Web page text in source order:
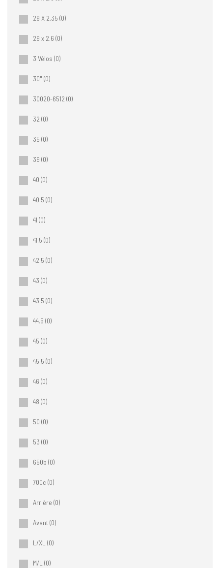
29 X 2.35 (0)
29 x 2.6 (0)
3 Vélos (0)
30" (0)
30020-6512 (0)
32 (0)
35 (0)
39 (0)
40 (0)
40.5 (0)
41 (0)
41.5 (0)
42.5 (0)
43 (0)
43.5 (0)
44.5 (0)
45 (0)
45.5 (0)
46 (0)
48 (0)
50 (0)
53 (0)
650b (0)
700c (0)
Arrière (0)
Avant(0)
L/XL (0)
M/L (0)